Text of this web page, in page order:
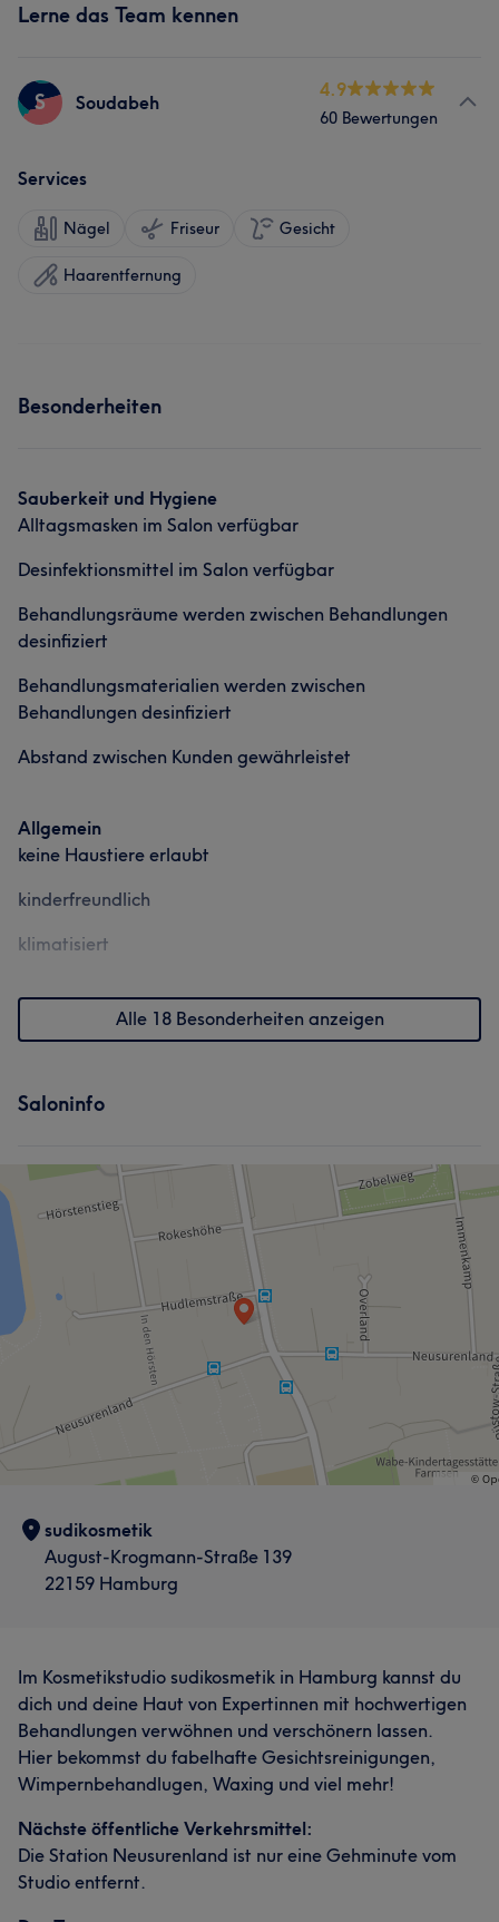
Lerne das Team kennen
S Soudabeh
4.9
60 Bewertungen
Services
Nägel Friseur Gesicht
Haarentfernung
Besonderheiten
Sauberkeit und Hygiene
Alltagsmasken im Salon verfügbar
Desinfektionsmittel im Salon verfügbar
Behandlungsräume werden zwischen Behandlungen
desinfiziert
Behandlungsmaterialien werden zwischen
Behandlungen desinfiziert
Abstand zwischen Kunden gewährleistet
Allgemein
keine Haustiere erlaubt
kinderfreundlich
klimatisiert
Alle 18 Besonderheiten anzeigen
Saloninfo
sudikosmetik
August-Krogmann-Straße 139
22159 Hamburg
Im Kosmetikstudio sudikosmetik in Hamburg kannst du
dich und deine Haut von Expertinnen mit hochwertigen
Behandlungen verwöhnen und verschönern lassen.
Hier bekommst du fabelhafte Gesichtsreinigungen,
Wimpernbehandlugen, Waxing und viel mehr!
Nächste öffentliche Verkehrsmittel:
Die Station Neusurenland ist nur eine Gehminute vom
Studio entfernt.